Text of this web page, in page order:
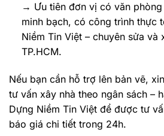
→ Ưu tiên đơn vị có văn
minh bạch, có công trình thực
Niềm Tin Việt – chuyên sửa và
TP.HCM.
Nếu bạn cần hỗ trợ lên bản vẽ,
tư vấn xây nhà theo ngân sách –
Dựng Niềm Tin Việt để được tư
báo giá chi tiết trong 24h.